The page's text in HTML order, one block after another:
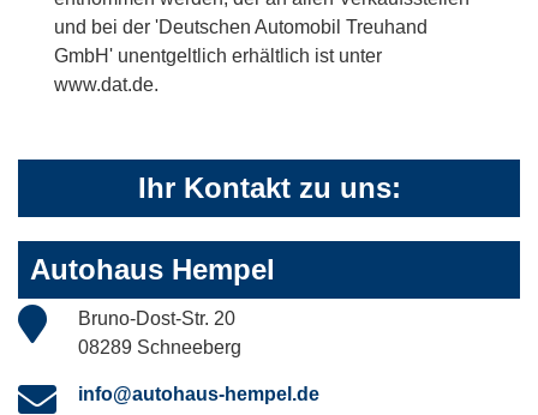
und bei der 'Deutschen Automobil Treuhand
GmbH' unentgeltlich erhältlich ist unter
www.dat.de.
Ihr Kontakt zu uns:
Autohaus Hempel
Bruno-Dost-Str. 20
08289 Schneeberg
info@autohaus-hempel.de